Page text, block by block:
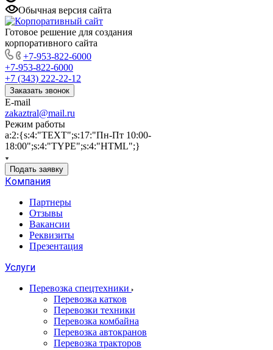
Обычная версия сайта
Готовое решение для создания
корпоративного сайта
+7-953-822-6000
+7-953-822-6000
+7 (343) 222-22-12
Заказать звонок
E-mail
zakaztral@mail.ru
Режим работы
a:2:{s:4:"TEXT";s:17:"Пн-Пт 10:00-
18:00";s:4:"TYPE";s:4:"HTML";}
Подать заявку
Компания
Партнеры
Отзывы
Вакансии
Реквизиты
Презентация
Услуги
Перевозка спецтехники
Перевозка катков
Перевозки техники
Перевозка комбайна
Перевозка автокранов
Перевозка тракторов